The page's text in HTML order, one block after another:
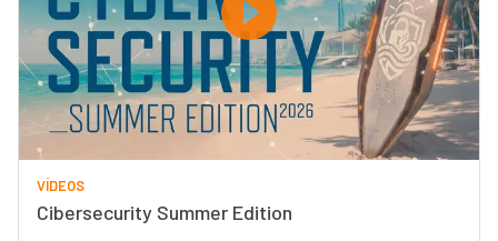
VÍDEOS
Cibersecurity Summer Edition